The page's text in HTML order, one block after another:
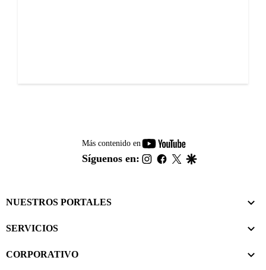
Más contenido en
youtube-
footer
Síguenos en: instagram
facebook
twitter
NUESTROS PORTALES
SERVICIOS
CORPORATIVO